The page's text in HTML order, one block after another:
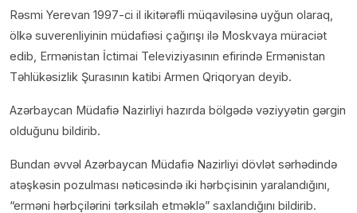
Rəsmi Yerevan 1997-ci il ikitərəfli müqaviləsinə uyğun olaraq,
ölkə suverenliyinin müdafiəsi çağırışı ilə Moskvaya müraciət
edib, Ermənistan İctimai Televiziyasının efirində Ermənistan
Təhlükəsizlik Şurasının katibi Armen Qriqoryan deyib.
Azərbaycan Müdafiə Nazirliyi hazırda bölgədə vəziyyətin gərgin
olduğunu bildirib.
Bundan əvvəl Azərbaycan Müdafiə Nazirliyi dövlət sərhədində
atəşkəsin pozulması nəticəsində iki hərbçisinin yaralandığını,
“erməni hərbçilərini tərksilah etməklə” saxlandığını bildirib.